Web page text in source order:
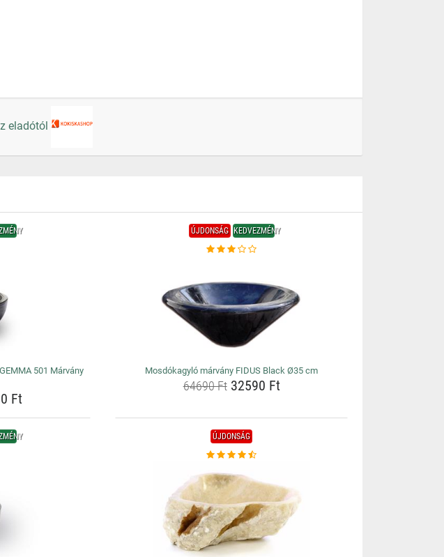
eladótól
501 Márvány
Ft
ÚJDONSÁG KEDVEZMÉNY
Mosdókagyló márvány FIDUS Black Ø35 cm
64690 Ft32590 Ft
ÚJDONSÁG